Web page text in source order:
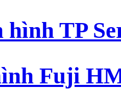
hình TP
Fuji